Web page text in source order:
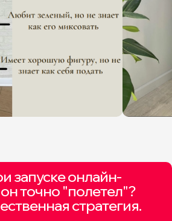
запуске онлайн-
точно "полетел"?
стратегия.